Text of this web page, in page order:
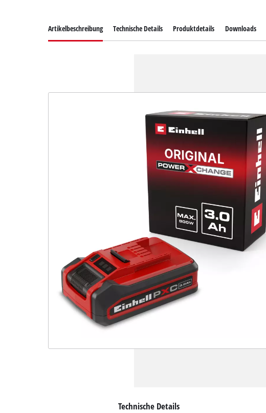
Artikelbeschreibung Technische Details Produktdetails Downloads
Technische Details